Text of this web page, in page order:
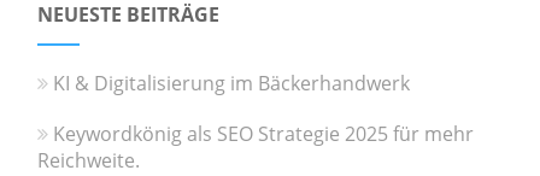
NEUESTE BEITRÄGE
KI & Digitalisierung im Bäckerhandwerk
Keywordkönig als SEO Strategie 2025 für mehr
Reichweite.